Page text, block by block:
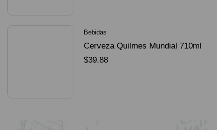
Bebidas
Cerveza Quilmes Mundial 710ml
packX4
$39.88